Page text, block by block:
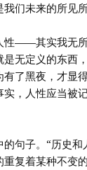
们未来的所见所
性——其实我无
无定义的东西
了黑夜，才显
，人性应当被
句子。“历史
复着某种不变